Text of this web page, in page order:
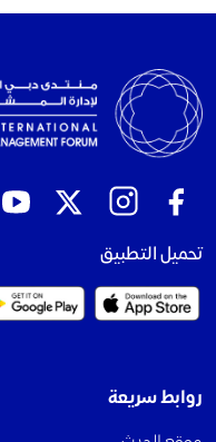
تحميل التطبيق
روابط سريعة